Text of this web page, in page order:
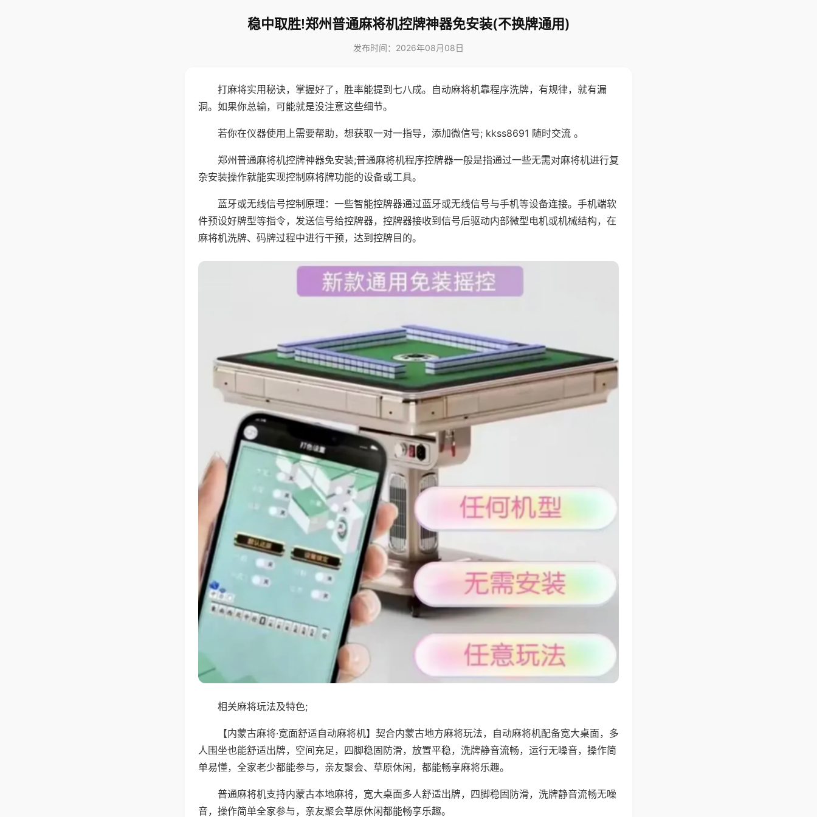
稳中取胜!郑州普通麻将机控牌神器免安装(不换牌通用)
发布时间：2026年08月08日
打麻将实用秘诀，掌握好了，胜率能提到七八成。自动麻将机靠程序洗牌，有规律，就有漏
洞。如果你总输，可能就是没注意这些细节。
若你在仪器使用上需要帮助，想获取一对一指导，添加微信号; kkss8691 随时交流 。
郑州普通麻将机控牌神器免安装;普通麻将机程序控牌器一般是指通过一些无需对麻将机进行复
杂安装操作就能实现控制麻将牌功能的设备或工具。
蓝牙或无线信号控制原理：一些智能控牌器通过蓝牙或无线信号与手机等设备连接。手机端软
件预设好牌型等指令，发送信号给控牌器，控牌器接收到信号后驱动内部微型电机或机械结构，在
麻将机洗牌、码牌过程中进行干预，达到控牌目的。
相关麻将玩法及特色;
【内蒙古麻将·宽面舒适自动麻将机】契合内蒙古地方麻将玩法，自动麻将机配备宽大桌面，多
人围坐也能舒适出牌，空间充足，四脚稳固防滑，放置平稳，洗牌静音流畅，运行无噪音，操作简
单易懂，全家老少都能参与，亲友聚会、草原休闲，都能畅享麻将乐趣。
普通麻将机支持内蒙古本地麻将，宽大桌面多人舒适出牌，四脚稳固防滑，洗牌静音流畅无噪
音，操作简单全家参与，亲友聚会草原休闲都能畅享乐趣。